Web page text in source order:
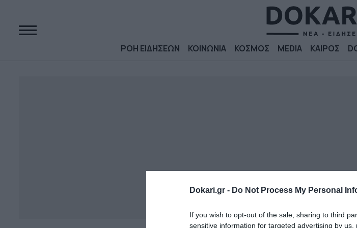
Dokari.gr - Do Not Process My Personal
If you wish to opt-out of the sale, sharing to third
sensitive information for targeted advertising by
ΡΟΗ ΕΙΔΗΣΕΩΝ ΚΟΙΝΩΝΙΑ ΚΟΣΜΟΣ MEDIA ΚΑΙΡΟΣ